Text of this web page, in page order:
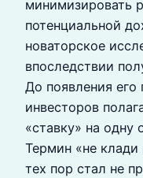
минимизировать
потенциальной
новаторское
впоследствии
До появления
инвесторов
«ставку» на одну
Термин «не клади
тех пор стал не